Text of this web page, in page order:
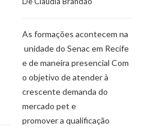
As formações acontecem na
unidade do Senac em Recife
e de maneira presencial Com
o objetivo de atender à
crescente demanda do
mercado pet e
promover a qualificação